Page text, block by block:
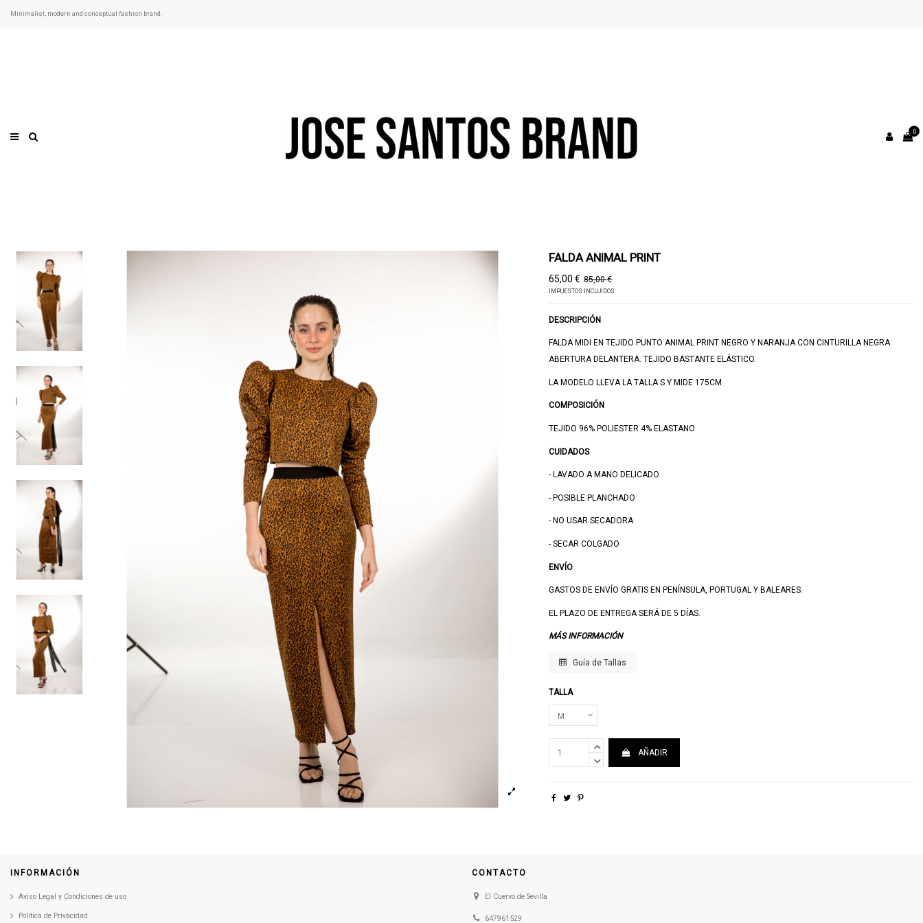
Minimalist, modern and conceptual fashion brand.
0
FALDA ANIMAL PRINT
65,00 € 85,00 €
IMPUESTOS INCLUIDOS
DESCRIPCIÓN
FALDA MIDI EN TEJIDO PUNTO ANIMAL PRINT NEGRO Y NARANJA CON CINTURILLA NEGRA.
ABERTURA DELANTERA. TEJIDO BASTANTE ELÁSTICO.
LA MODELO LLEVA LA TALLA S Y MIDE 175CM.
COMPOSICIÓN
TEJIDO 96% POLIESTER 4% ELASTANO
CUIDADOS
- LAVADO A MANO DELICADO
- POSIBLE PLANCHADO
- NO USAR SECADORA
- SECAR COLGADO
ENVÍO
GASTOS DE ENVÍO GRATIS EN PENÍNSULA, PORTUGAL Y BALEARES.
EL PLAZO DE ENTREGA SERÁ DE 5 DÍAS.
MÁS INFORMACIÓN
Guía de Tallas
TALLA
AÑADIR
INFORMACIÓN
Aviso Legal y Condiciones de uso
Política de Privacidad
CONTACTO
El Cuervo de Sevilla
647961529